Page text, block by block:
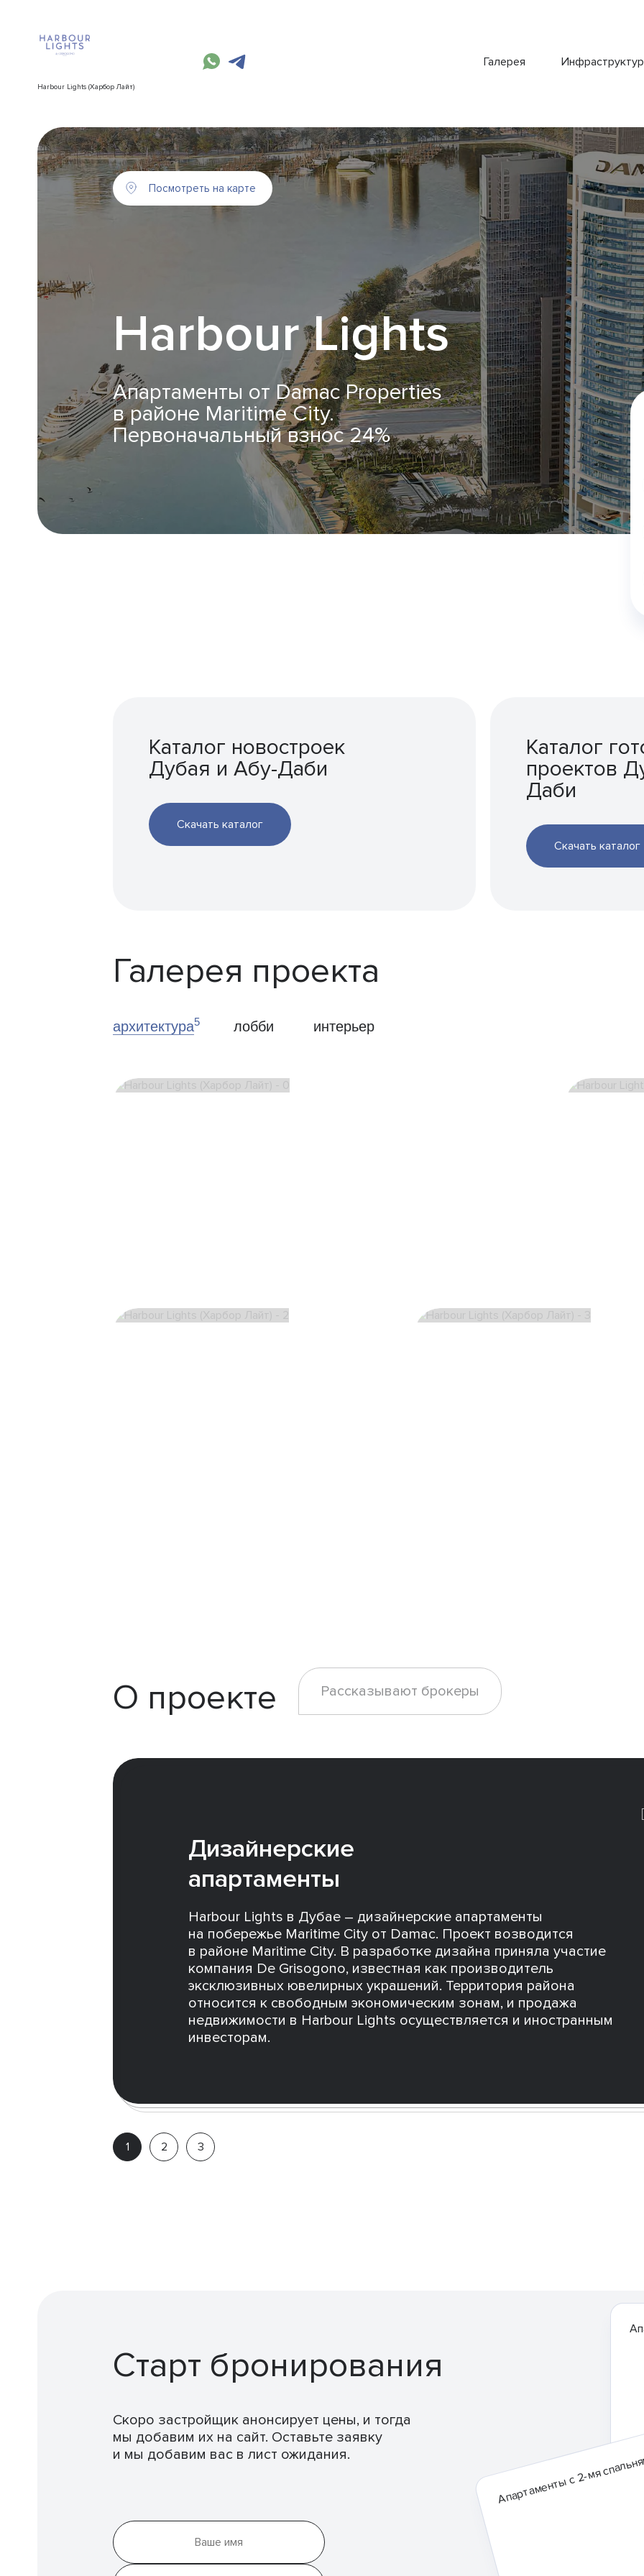
Harbour Lights (Харбор Лайт)
Галерея
Посмотреть на карте
Harbour Lights
Апартаменты от Damac Properties
в районе Maritime City.
Первоначальный взнос 24%
Каталог новостроек
Дубая и Абу-Даби
Скачать каталог
Каталог
проектов
Даби
Скачать каталог
Галерея проекта
архитектура5 лобби интерьер
О проекте Рассказывают брокеры
Дизайнерские
апартаменты
Harbour Lights в Дубае – дизайнерские апартаменты
на побережье Maritime City от Damac. Проект возводится
в районе Maritime City. В разработке дизайна приняла участие
компания De Grisogono, известная как производитель
эксклюзивных ювелирных украшений. Территория района
относится к свободным экономическим зонам, и продажа
недвижимости в Harbour Lights осуществляется и иностранным
инвесторам.
Старт бронирования
Скоро застройщик анонсирует цены, и тогда
мы добавим их на сайт. Оставьте заявку
и мы добавим вас в лист ожидания.
Апартаменты с 2-мя